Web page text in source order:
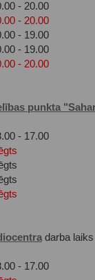
- 20.00
- 20.00
- 19.00
- 19.00
- 20.00
punkta
- 17.00
darba
- 17.00